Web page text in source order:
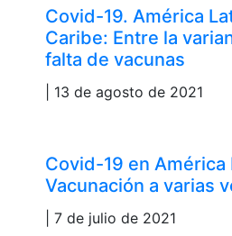
Covid-19. América
Caribe: Entre la
falta de vacunas
| 13 de agosto de 2021
Covid-19 en América
Vacunación a varias
| 7 de julio de 2021